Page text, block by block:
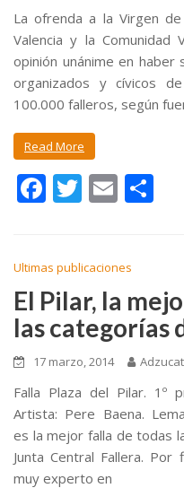
La ofrenda a la Virgen
Valencia y la Comunidad
opinión unánime en
organizados y cívicos
100.000 falleros, según
Read More
F
b
o
o
k
T
er
E
l
ar
ti
r
Ultimas publicaciones
El Pilar, la
las categorías
17 marzo, 2014
Falla Plaza del Pilar. 1º
Artista: Pere Baena.
es la mejor falla de todas
Junta Central Fallera.
muy experto en